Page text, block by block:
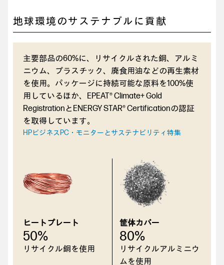
地球環境のサステナブルに貢献
主要部品の60%に、リサイクルされた銅、アルミ
ニウム、プラスチック、廃食用油などの再生素材
を使用。パッケージに持続可能な原料を100%使
用しているほか、EPEAT® Climate+ Gold
RegistrationとENERGY STAR® Certificationの認証
を取得しています。
HPビジネスPC・モニターとサステナビリティ特集
ヒートプレート
50%
リサイクル銅を使用
筐体カバー
80%
リサイクルアルミニウ
ムを使用